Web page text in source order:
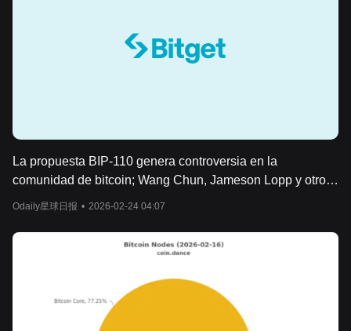
La propuesta BIP-110 genera controversia en la
comunidad de bitcoin; Wang Chun, Jameson Lopp y otros
OGs expresan su oposición clara.
Odaily星球日报 • 2026-02-24 04:07